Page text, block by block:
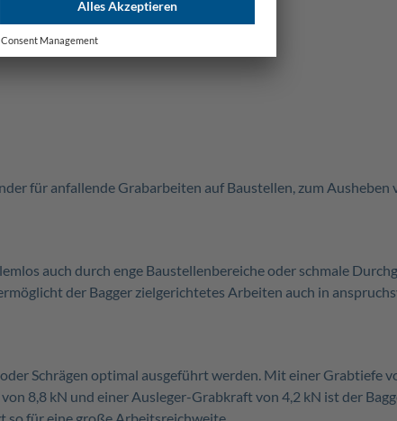
für anfallende Grabarbeiten auf Baustellen, zum Ausheben
auch durch enge Baustellenbereiche oder schmale
der Bagger zielgerichtetes Arbeiten auch in
Schrägen optimal ausgeführt werden. Mit einer Grabtiefe
8,8 kN und einer Ausleger-Grabkraft von 4,2 kN ist der